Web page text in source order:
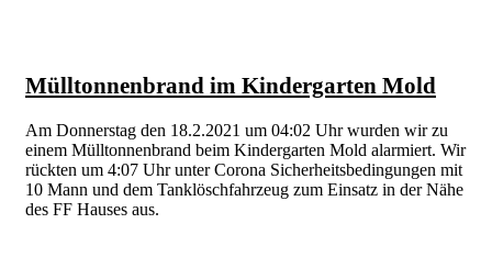
Mülltonnenbrand im Kindergarten Mold
Am Donnerstag den 18.2.2021 um 04:02 Uhr wurden wir zu
einem Mülltonnenbrand beim Kindergarten Mold alarmiert. Wir
rückten um 4:07 Uhr unter Corona Sicherheitsbedingungen mit
10 Mann und dem Tanklöschfahrzeug zum Einsatz in der Nähe
des FF Hauses aus.